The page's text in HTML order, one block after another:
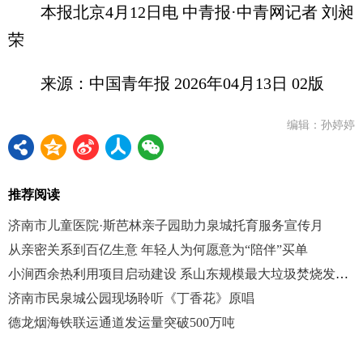
本报北京4月12日电 中青报·中青网记者 刘昶
荣
来源：中国青年报 2026年04月13日 02版
编辑：孙婷婷
推荐阅读
济南市儿童医院·斯芭林亲子园助力泉城托育服务宣传月
从亲密关系到百亿生意 年轻人为何愿意为“陪伴”买单
小涧西余热利用项目启动建设 系山东规模最大垃圾焚烧发电余热利用项目
济南市民泉城公园现场聆听《丁香花》原唱
德龙烟海铁联运通道发运量突破500万吨